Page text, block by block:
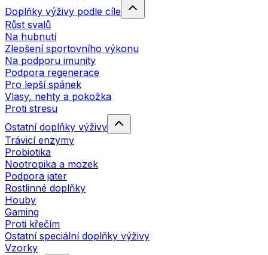
Doplňky výživy podle cíle
Růst svalů
Na hubnutí
Zlepšení sportovního výkonu
Na podporu imunity
Podpora regenerace
Pro lepší spánek
Vlasy, nehty a pokožka
Proti stresu
Ostatní doplňky výživy
Trávicí enzymy
Probiotika
Nootropika a mozek
Podpora jater
Rostlinné doplňky
Houby
Gaming
Proti křečím
Ostatní speciální doplňky výživy
Vzorky